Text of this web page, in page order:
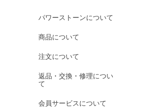
パワーストーンについて
商品について
注文について
返品・交換・修理につい
て
会員サービスについて